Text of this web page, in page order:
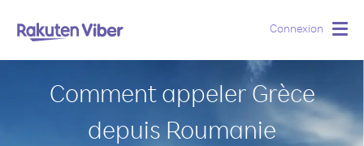
Connexion
Comment appeler Grèce
depuis Roumanie